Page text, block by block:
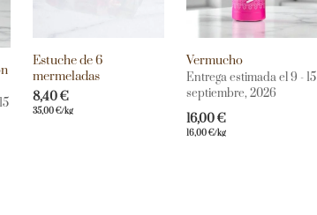
Estuche de 6
mermeladas
8,40€
35,00€/kg
Vermucho
Entrega estimada el 9 - 15
septiembre, 2026
16,00€
16,00€/kg